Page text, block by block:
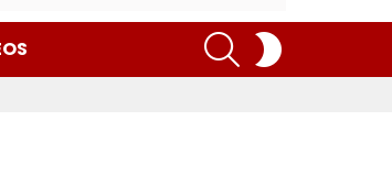
SEARCH